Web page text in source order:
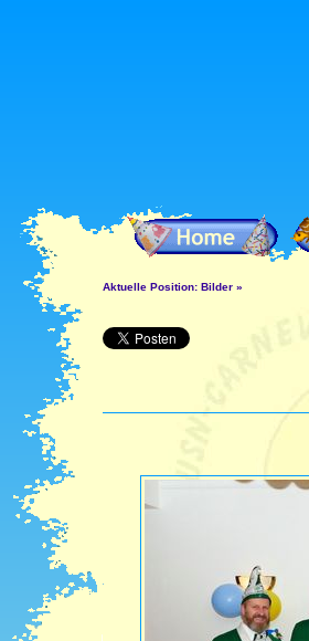
Aktuelle Position: Bilder »